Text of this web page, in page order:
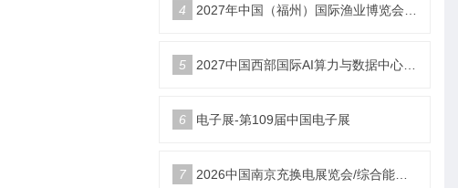
4 2027年中国（福州）国际渔业博览会|福州渔博会
5 2027中国西部国际AI算力与数据中心液冷产业展览会
6 电子展-第109届中国电子展
7 2026中国南京充换电展览会/综合能源服务站博览会